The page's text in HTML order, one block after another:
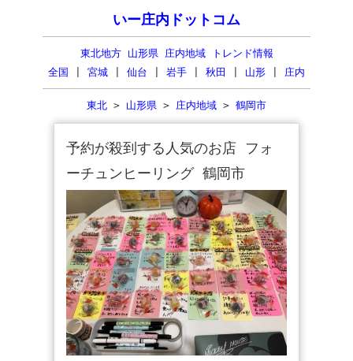
いー庄内ドットコム
東北地方 山形県 庄内地域 トレンド情報
全国
宮城 仙台 岩手 秋田 山形 庄内
東北 > 山形県 > 庄内地域 > 鶴岡市
予約が殺到する人気のお店 フォ
ーチュンヒーリング 鶴岡市